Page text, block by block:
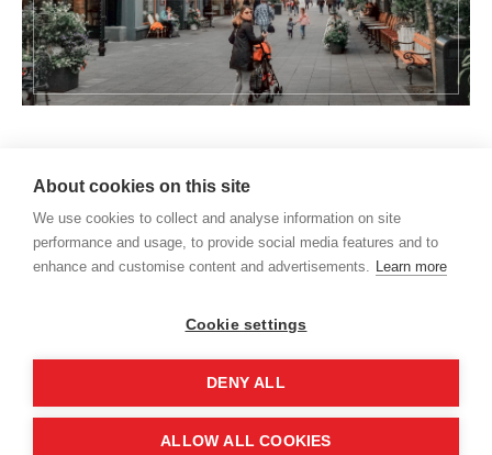
Q&A PARCERIAS CONTATO
About cookies on this site
We use cookies to collect and analyse information on site
performance and usage, to provide social media features and to
enhance and customise content and advertisements. Learn more
Cookie settings
DENY ALL
ALLOW ALL COOKIES